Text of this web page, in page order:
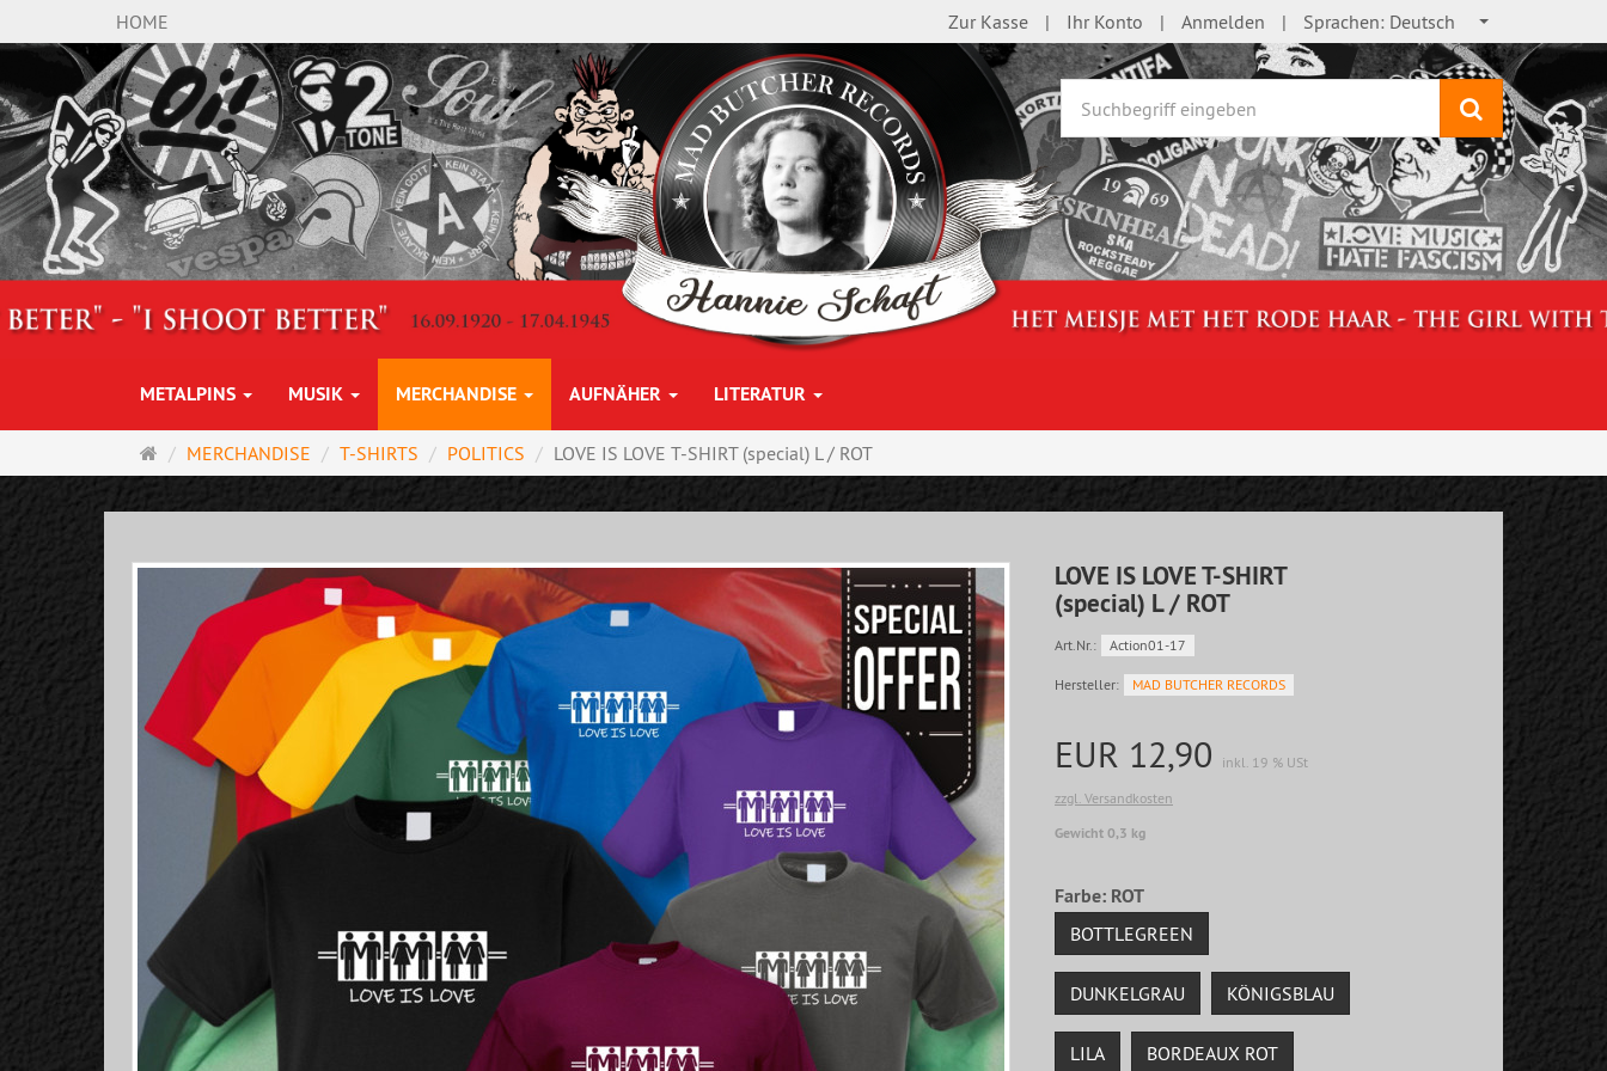
HOME Zur Kasse Ihr Konto Anmelden Sprachen: Deutsch
Suchen
METALPINS MUSIK MERCHANDISE AUFNÄHER LITERATUR
Startseite
MERCHANDISE T-SHIRTS POLITICS LOVE IS LOVE T-SHIRT (special) L / ROT
LOVE IS LOVE T-SHIRT
(special) L / ROT
Art.Nr.: Action01-17
Hersteller: MAD BUTCHER RECORDS
EUR 12,90
inkl. 19 % USt
zzgl. Versandkosten
Gewicht 0,3 kg
Farbe: ROT
BOTTLEGREEN
DUNKELGRAU KÖNIGSBLAU
LILA BORDEAUX ROT